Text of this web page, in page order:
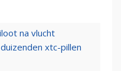
na vlucht
xtc-pillen